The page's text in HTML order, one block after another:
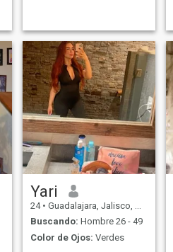
Yari
24 • Guadalajara, Jalisco, México
Buscando: Hombre 26 - 49
Color de Ojos: Verdes